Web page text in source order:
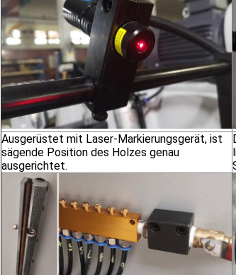
Ausgerüstet mit Laser-Markierungsgerät, ist
sägende Position des Holzes genau
ausgerichtet.